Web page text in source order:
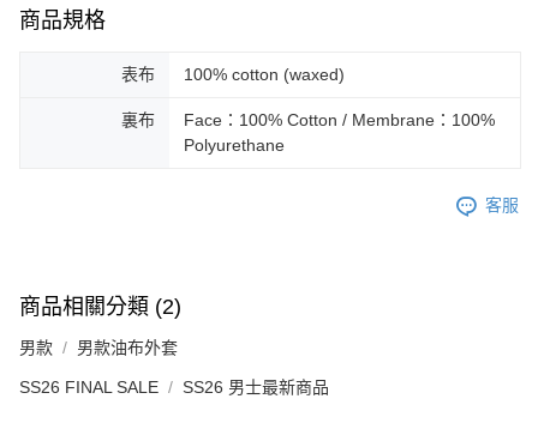
商品規格
表布 100% cotton (waxed)
裏布
Face：100% Cotton / Membrane：100%
Polyurethane
客服
商品相關分類 (2)
男款 男款油布外套
SS26 FINAL SALE SS26 男士最新商品